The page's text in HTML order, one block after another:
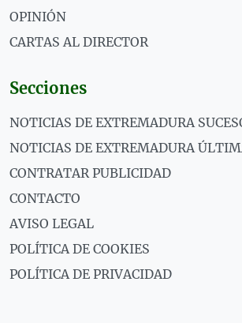
OPINIÓN
CARTAS AL DIRECTOR
Secciones
NOTICIAS DE EXTREMADURA
NOTICIAS DE EXTREMADURA
CONTRATAR PUBLICIDAD
CONTACTO
AVISO LEGAL
POLÍTICA DE COOKIES
POLÍTICA DE PRIVACIDAD